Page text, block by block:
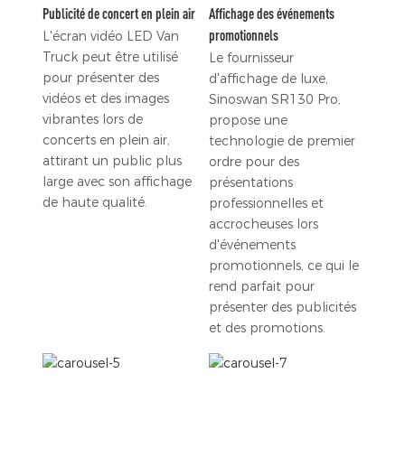
Publicité de concert en plein air
L'écran vidéo LED Van
Truck peut être utilisé
pour présenter des
vidéos et des images
vibrantes lors de
concerts en plein air,
attirant un public plus
large avec son affichage
de haute qualité.
Affichage des événements
promotionnels
Le fournisseur
d'affichage de luxe,
Sinoswan SR130 Pro,
propose une
technologie de premier
ordre pour des
présentations
professionnelles et
accrocheuses lors
d'événements
promotionnels, ce qui le
rend parfait pour
présenter des publicités
et des promotions.